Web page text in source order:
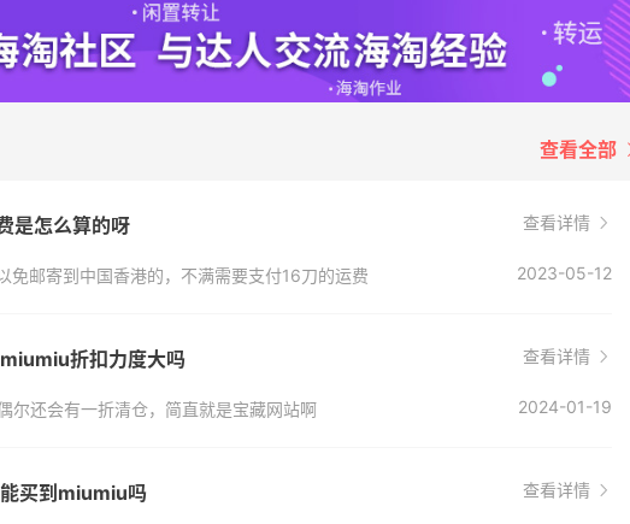
查看全部
是怎么算的呀 查看详情
免邮寄到中国香港的，不满需要支付16刀的运费 2023-05-12
折扣力度大吗 查看详情
尔还会有一折清仓，简直就是宝藏网站啊 2024-01-19
买到miumiu吗 查看详情
Belly Bandit
4%返利